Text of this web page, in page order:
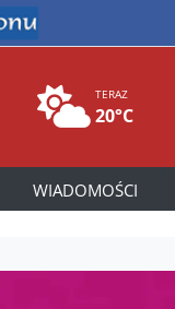
TERAZ
20°C
WIADOMOŚCI